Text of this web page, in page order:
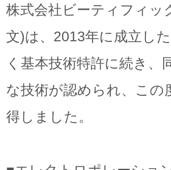
株式会社ビーティフィッ
文)は、2013年に成立し
く基本技術特許に続き
な技術が認められ、この
得しました。